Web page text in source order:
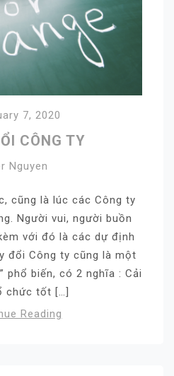
7, 2020
CÔNG TY
Nguyen
cũng là lúc các Công ty
Người vui, người buồn
với đó là các dự định
đổi Công ty cũng là một
phổ biến, có 2 nghĩa : Cải
chức tốt […]
Reading